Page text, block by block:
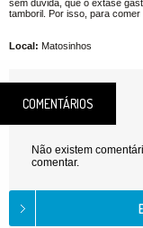
sem dúvida, que o êxtase
tamboril. Por isso, para comer
Local: Matosinhos
COMENTÁRIOS
Não existem
comentar.